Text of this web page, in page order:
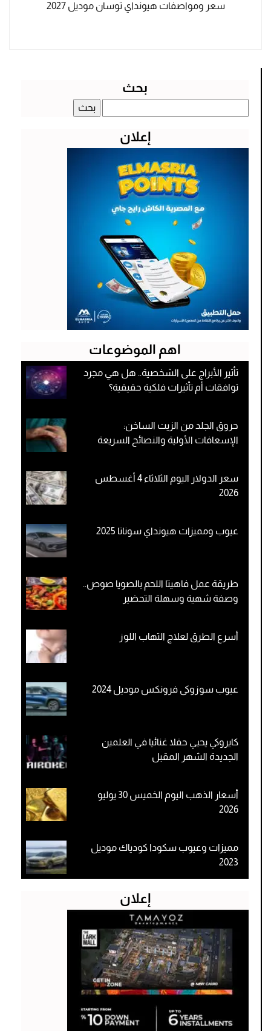
سعر ومواصفات هيونداي توسان موديل 2027
بحث
عن:
إعلان
اهم الموضوعات
تأثير الأبراج على الشخصية.. هل هي مجرد
توافقات أم تأثيرات فلكية حقيقية؟
حروق الجلد من الزيت الساخن:
الإسعافات الأولية والنصائح السريعة
سعر الدولار اليوم الثلاثاء 4 أغسطس
2026
عيوب ومميزات هيونداي سوناتا 2025
طريقة عمل فاهيتا اللحم بالصويا صوص..
وصفة شهية وسهلة التحضير
أسرع الطرق لعلاج التهاب اللوز
عيوب سوزوكى فرونكس موديل 2024
كايروكي يحيي حفلا غنائيا في العلمين
الجديدة الشهر المقبل
أسعار الذهب اليوم الخميس 30 يوليو
2026
مميزات وعيوب سكودا كودياك موديل
2023
إعلان